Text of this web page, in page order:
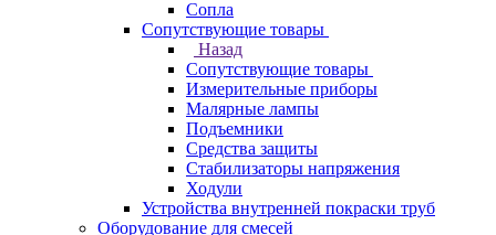
Сопла
Сопутствующие товары
Назад
Сопутствующие товары
Измерительные приборы
Малярные лампы
Подъемники
Средства защиты
Стабилизаторы напряжения
Ходули
Устройства внутренней покраски труб
Оборудование для смесей